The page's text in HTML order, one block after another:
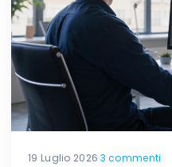
19 Luglio 2026·3 commenti